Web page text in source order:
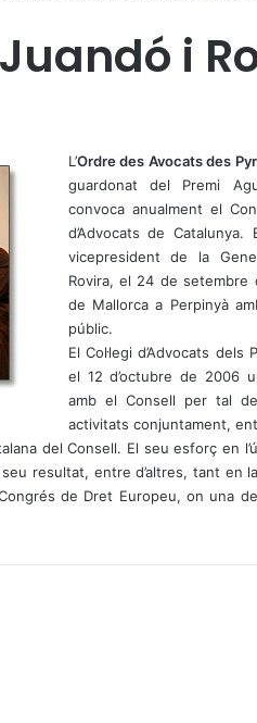
i
L’Ordre des Avocats des
guardonat del Premi
convoca anualment el
d’Advocats de
vicepresident de la
Rovira, el 24 de setembre
de Mallorca a Perpinyà
públic.
El Col·legi d’Advocats
el 12 d’octubre de 2006
amb el Consell per tal
activitats conjuntament,
del Consell. El seu esforç en
resultat, entre d’altres, tant en
de Dret Europeu, on una